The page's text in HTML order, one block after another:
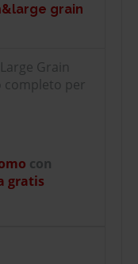
grain
Grain
completo per
con
gratis